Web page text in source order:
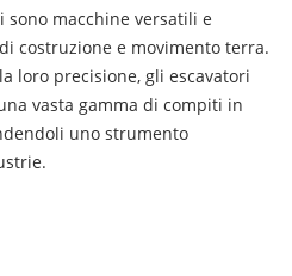
sono macchine versatili e
costruzione e movimento terra.
loro precisione, gli escavatori
vasta gamma di compiti in
uno strumento